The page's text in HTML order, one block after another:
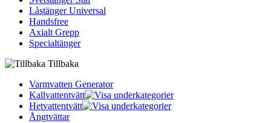
Låstänger Universal
Handsfree
Axialt Grepp
Specialtänger
Tillbaka
Varmvatten Generator
Kallvattentvätt
Hetvattentvätt
Ångtvättar